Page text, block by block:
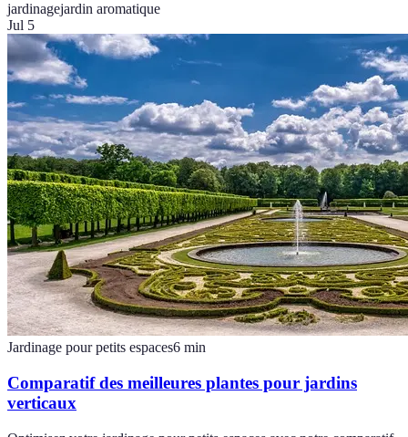
jardinagejardin aromatique
Jul 5
Jardinage pour petits espaces6 min
Comparatif des meilleures plantes pour jardins
verticaux